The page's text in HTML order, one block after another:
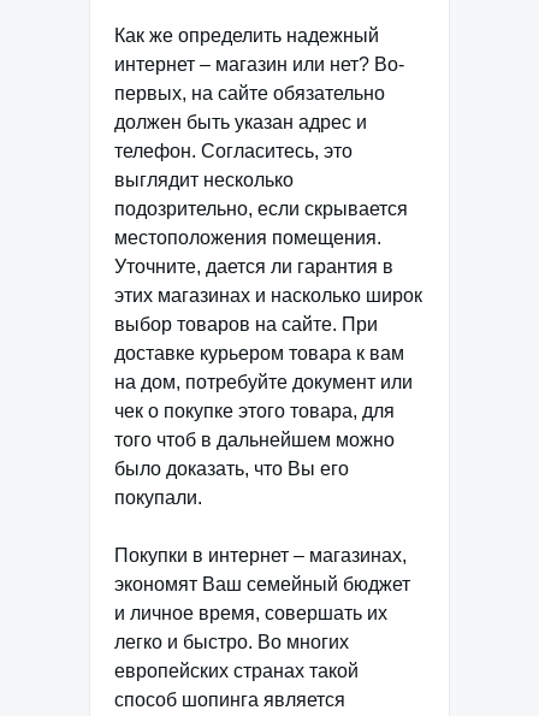
Как же определить надежный
интернет – магазин или нет? Во-
первых, на сайте обязательно
должен быть указан адрес и
телефон. Согласитесь, это
выглядит несколько
подозрительно, если скрывается
местоположения помещения.
Уточните, дается ли гарантия в
этих магазинах и насколько широк
выбор товаров на сайте. При
доставке курьером товара к вам
на дом, потребуйте документ или
чек о покупке этого товара, для
того чтоб в дальнейшем можно
было доказать, что Вы его
покупали.
Покупки в интернет – магазинах,
экономят Ваш семейный бюджет
и личное время, совершать их
легко и быстро. Во многих
европейских странах такой
способ шопинга является